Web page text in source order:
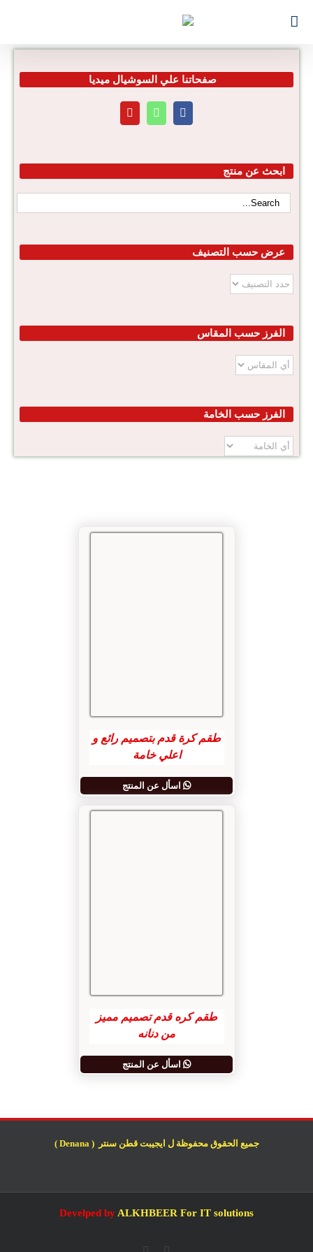
طقم كرة قدم بتصميم رائع و
اعلي خامة
اسأل عن المنتج
طقم كره قدم تصميم مميز
من دنانه
اسأل عن المنتج
صفحاتنا علي السوشيال ميديا
ابحث عن منتج
عرض حسب التصنيف
الفرز حسب المقاس
الفرز حسب الخامة
جميع الحقوق محفوظة ل ايجيبت قطن سنتر ( Denana )
Develped by ALKHBEER For IT solutions